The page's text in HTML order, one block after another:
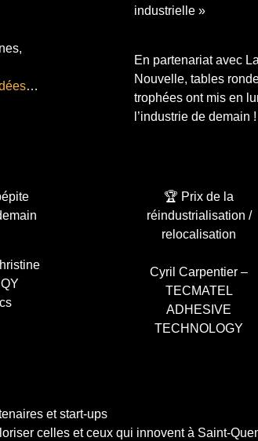
…
industrielle »
En partenariat avec
Nouvelle, tables
trophées ont mis en
l’industrie de demain !
🏆 Prix de la
réindustrialisation /
relocalisation
Cyril Carpentier –
TECMATEL
ADHESIVE
TECHNOLOGY
et start-ups
celles et ceux qui innovent à Saint-